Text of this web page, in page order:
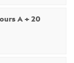
A + 20